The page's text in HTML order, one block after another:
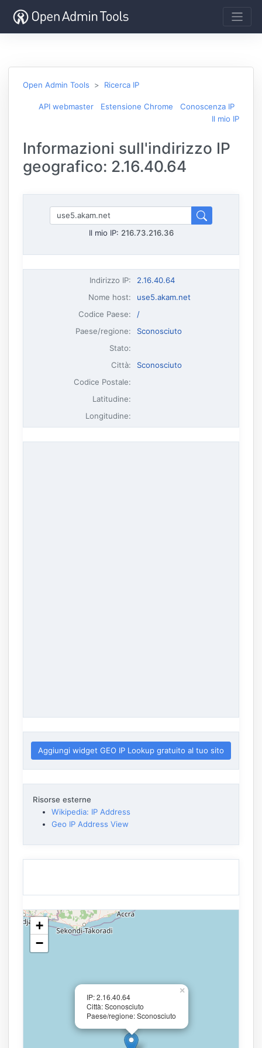
Open Admin Tools Ricerca IP
API webmaster Estensione Chrome
Conoscenza IP
Il mio IP
Informazioni sull'indirizzo IP
geografico: 2.16.40.64
Il mio IP: 216.73.216.36
Indirizzo IP:
2.16.40.64
Nome host:
use5.akam.net
Codice Paese:
/
Paese/regione:
Sconosciuto
Stato:
Città:
Sconosciuto
Codice Postale:
Latitudine:
Longitudine:
Aggiungi widget GEO IP Lookup gratuito al tuo sito
Risorse esterne
Wikipedia: IP Address
Geo IP Address View
IP: 2.16.40.64
Città: Sconosciuto
Paese/regione: Sconosciuto
×
+
−